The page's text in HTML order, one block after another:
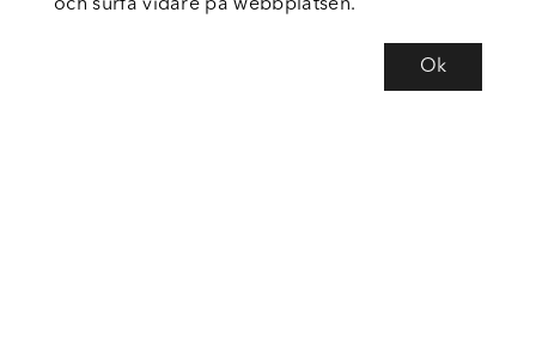
och surfa vidare på webbplatsen.
Ok